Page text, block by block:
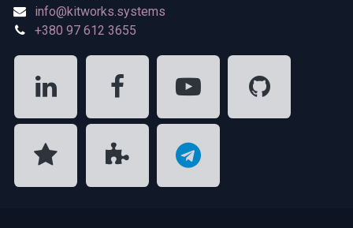
info@kitworks.systems
+380 97 612 3655